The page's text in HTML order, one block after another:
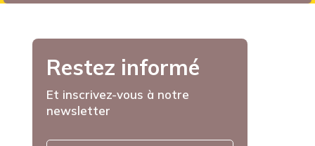
Restez informé
Et inscrivez-vous à notre
newsletter